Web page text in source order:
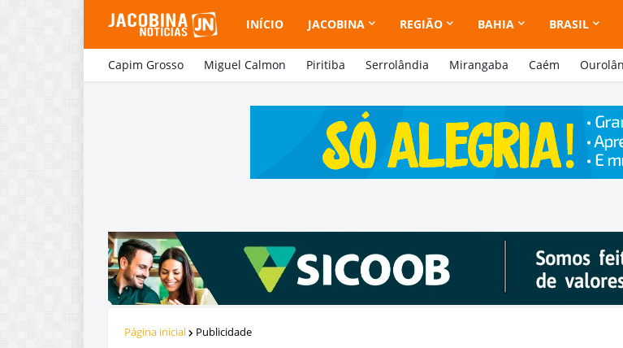
INÍCIO JACOBINA REGIÃO BAHIA BRASIL
Capim Grosso Miguel Calmon Piritiba Serrolândia Mirangaba Caém
Página inicial Publicidade